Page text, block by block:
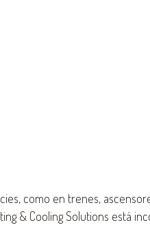
como en trenes,
& Cooling Solutions está